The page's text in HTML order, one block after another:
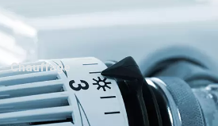
Chauffage